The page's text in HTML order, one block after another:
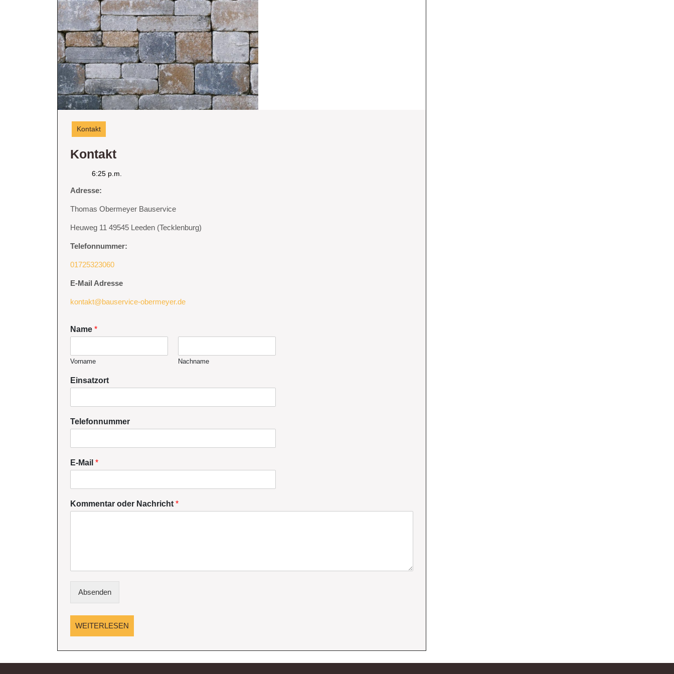
Kontakt
KontaktKontakt
6:25 p.m.
Adresse:
Thomas Obermeyer Bauservice
Heuweg 11 49545 Leeden (Tecklenburg)
Telefonnummer:
01725323060
E-Mail Adresse
kontakt@bauservice-obermeyer.de
Name *
Vorname Nachname
Einsatzort
Telefonnummer
E-Mail *
Kommentar oder Nachricht *
Absenden
WEITERLESEN